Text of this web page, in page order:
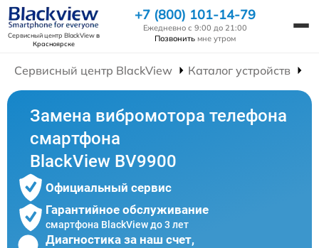
Сервисный центр BlackViewв
Красноярске
+7 (800) 101-14-79
Ежедневно с 9:00 до 21:00
Позвонить мне утром
Сервисный центр BlackView Каталог устройств
Замена вибромотора телефона
смартфона
BlackView BV9900
Официальный сервис
Гарантийное обслуживание
смартфона BlackView до 3 лет
Диагностика за наш счет,